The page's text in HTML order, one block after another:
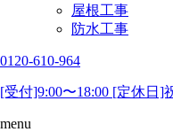
屋根工事
防水工事
0120-610-964
[受付]9:00〜18:00 [定休日]
menu